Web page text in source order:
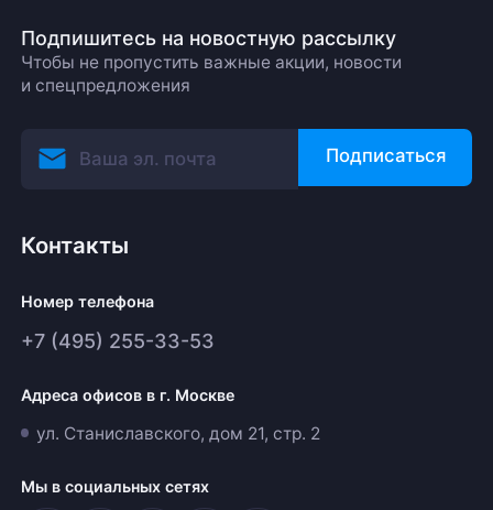
Подпишитесь на новостную рассылку
Чтобы не пропустить важные акции, новости
и спецпредложения
Подписаться
Контакты
Номер телефона
+7 (495) 255-33-53
Адреса офисов в г. Москве
ул. Станиславского, дом 21, стр. 2
Мы в социальных сетях